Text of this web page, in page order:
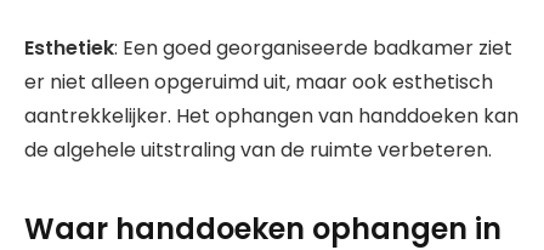
Esthetiek: Een goed georganiseerde badkamer ziet
er niet alleen opgeruimd uit, maar ook esthetisch
aantrekkelijker. Het ophangen van handdoeken kan
de algehele uitstraling van de ruimte verbeteren.
Waar handdoeken ophangen in